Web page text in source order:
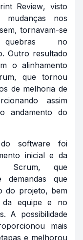
Review, visto
mudanças nos
tornavam-se
quebras no
Outro resultado
o alinhamento
que tornou
de melhoria de
assim
andamento do
software foi
inicial e da
Scrum, que
demandas que
do projeto, bem
da equipe e no
A possibilidade
mais
e melhorou